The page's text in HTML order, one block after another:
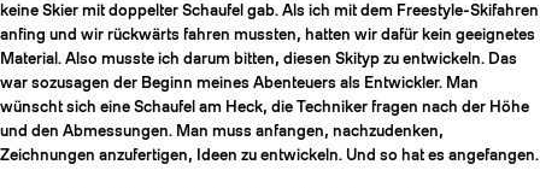
keine Skier mit doppelter Schaufel gab. Als ich mit dem Freestyle-Skifahren
anfing und wir rückwärts fahren mussten, hatten wir dafür kein geeignetes
Material. Also musste ich darum bitten, diesen Skityp zu entwickeln. Das
war sozusagen der Beginn meines Abenteuers als Entwickler. Man
wünscht sich eine Schaufel am Heck, die Techniker fragen nach der Höhe
und den Abmessungen. Man muss anfangen, nachzudenken,
Zeichnungen anzufertigen, Ideen zu entwickeln. Und so hat es angefangen.